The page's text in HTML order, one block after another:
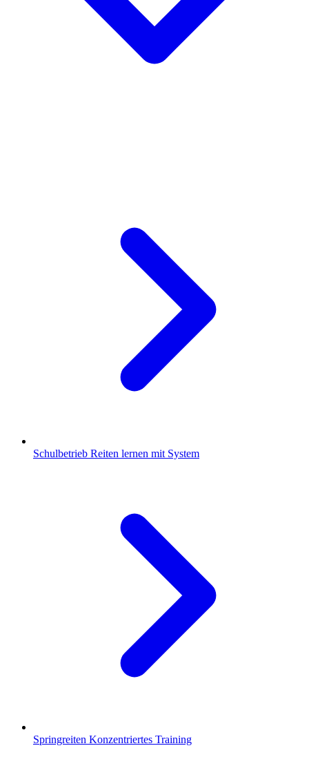
Schulbetrieb Reiten lernen mit System
Springreiten Konzentriertes Training